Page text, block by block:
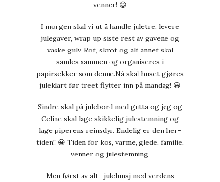
venner! 😀
I morgen skal vi ut å handle juletre, levere
julegaver, wrap up siste rest av gavene og
vaske gulv. Rot, skrot og alt annet skal
samles sammen og organiseres i
papirsekker som denne.Nå skal huset gjøres
juleklart før treet flytter inn på mandag! 😀
Sindre skal på julebord med gutta og jeg og
Celine skal lage skikkelig julestemning og
lage piperens reinsdyr. Endelig er den her-
tiden!! 😀 Tiden for kos, varme, glede, familie,
venner og julestemning.
Men først av alt- julelunsj med verdens